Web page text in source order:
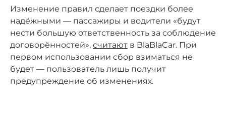
Изменение правил сделает поездки более
надёжными — пассажиры и водители «будут
нести большую ответственность за соблюдение
договорённостей», считают в BlaBlaCar. При
первом использовании сбор взиматься не
будет — пользователь лишь получит
предупреждение об изменениях.